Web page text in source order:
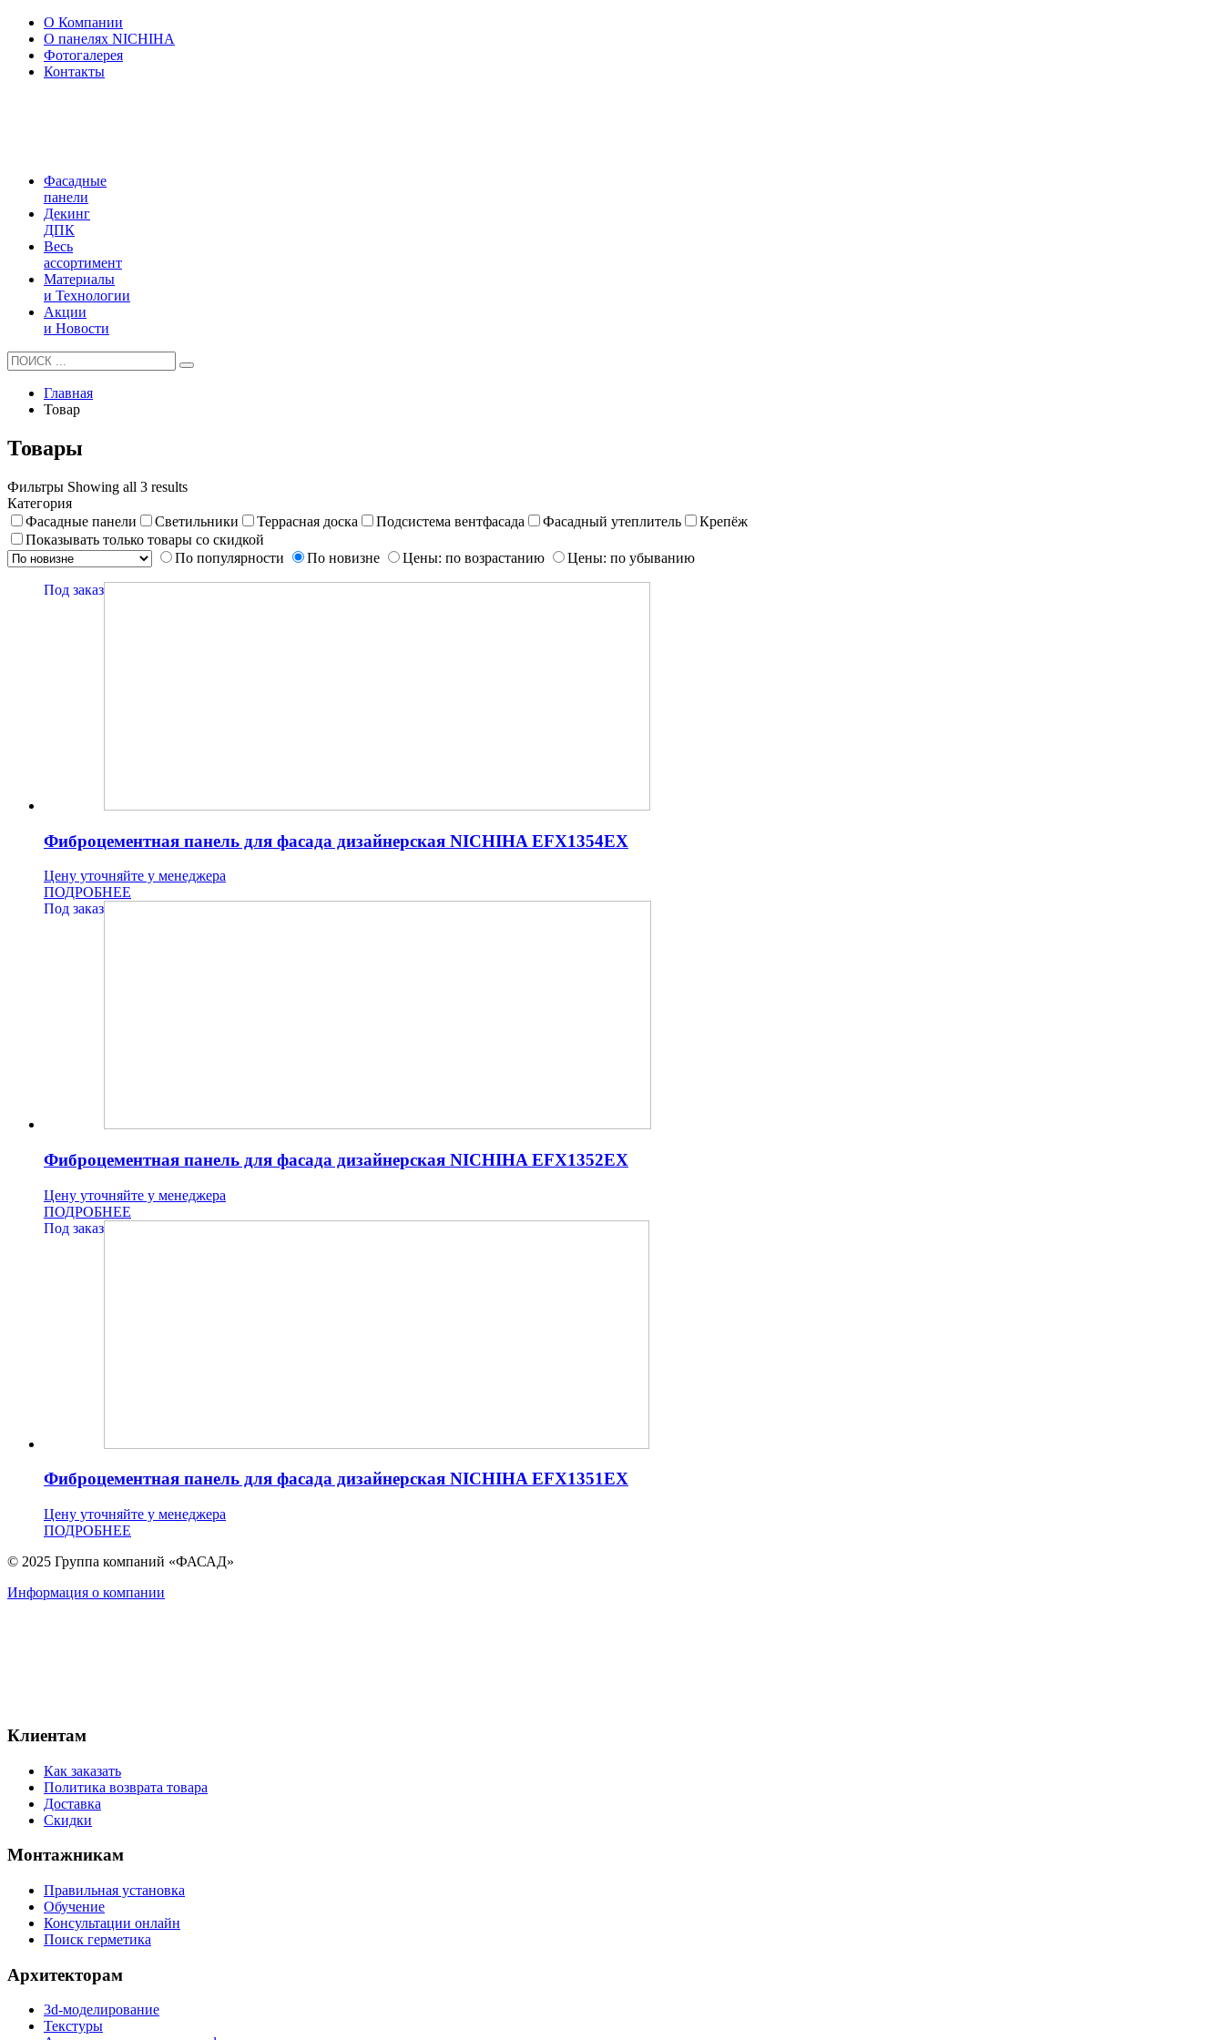
О Компании
О панелях NICHIHA
Фотогалерея
Контакты
Фасадные
панели
Декинг
ДПК
Весь
ассортимент
Материалы
и Технологии
Акции
и Новости
Главная
Товар
Товары
Фильтры Showing all 3 results
Категория
Фасадные панели
Светильники Террасная доска Подсистема вентфасада Фасадный утеплитель
Крепёж
Показывать только товары со скидкой
По популярности
По новизне Цены: по возрастанию Цены: по убыванию
Под заказ
Фиброцементная панель для фасада дизайнерская NICHIHA EFX1354EX
Цену уточняйте у менеджера
ПОДРОБНЕЕ
Под заказ
Фиброцементная панель для фасада дизайнерская NICHIHA EFX1352EX
Цену уточняйте у менеджера
ПОДРОБНЕЕ
Под заказ
Фиброцементная панель для фасада дизайнерская NICHIHA EFX1351EX
Цену уточняйте у менеджера
ПОДРОБНЕЕ
© 2025 Группа компаний «ФАСАД»
Информация о компании
Клиентам
Как заказать
Политика возврата товара
Доставка
Скидки
Монтажникам
Правильная установка
Обучение
Консультации онлайн
Поиск герметика
Архитекторам
3d-моделирование
Текстуры